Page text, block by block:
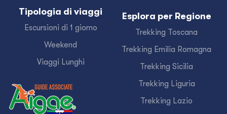
Tipologia di viaggi
Escursioni di 1 giorno
Weekend
Viaggi Lunghi
Esplora per Regione
Trekking Toscana
Trekking Emilia Romagna
Trekking Sicilia
Trekking Liguria
Trekking Lazio